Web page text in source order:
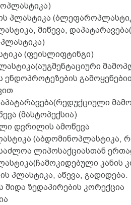
პლასტიკა
მიწევა,
(ფეისლიფტინგი)
ენდოპროტეზების
(მასტოპექსია)
დვრილის ამოწევა
(აბდომინოპლასტიკა,
ლიპოსაქციასთან
კანის
პლასტიკა, აწევა, გადიდება.
შიდა ზედაპირების კორექცია